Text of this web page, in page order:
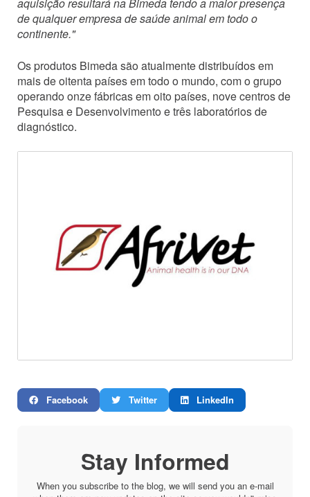
de qualquer empresa de saúde animal em todo o
continente."
Os produtos Bimeda são atualmente distribuídos em
mais de oitenta países em todo o mundo, com o grupo
operando onze fábricas em oito países, nove centros de
Pesquisa e Desenvolvimento e três laboratórios de
diagnóstico.
Facebook Twitter LinkedIn
Stay Informed
When you subscribe to the blog, we will send you an e-mail